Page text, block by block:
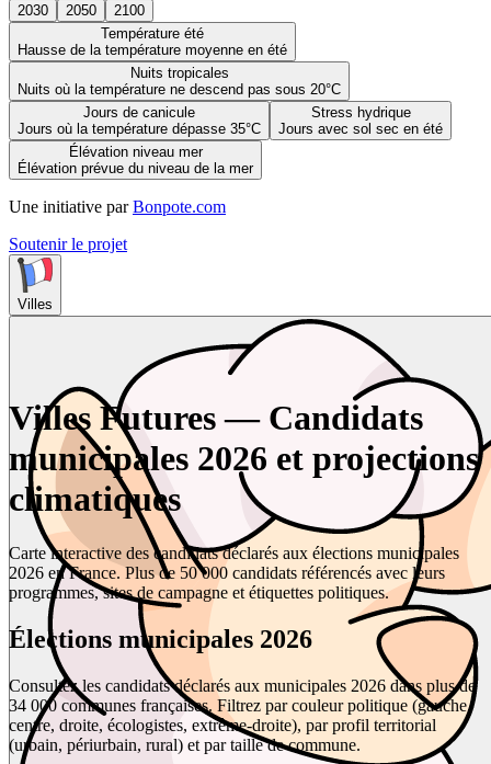
2030 2050
2100
Température été
Hausse de la température moyenne en été
Nuits tropicales
Nuits où la température ne descend pas sous 20°C
Jours de canicule
Jours où la température dépasse 35°C
Stress hydrique
Jours avec sol sec en été
Élévation niveau mer
Élévation prévue du niveau de la mer
Une initiative par Bonpote.com
Soutenir le projet
Villes
Villes Futures — Candidats
municipales 2026 et projections
climatiques
Carte interactive des candidats déclarés aux élections municipales
2026 en France. Plus de 50 000 candidats référencés avec leurs
programmes, sites de campagne et étiquettes politiques.
Élections municipales 2026
Consultez les candidats déclarés aux municipales 2026 dans plus de
34 000 communes françaises. Filtrez par couleur politique (gauche,
centre, droite, écologistes, extrême-droite), par profil territorial
(urbain, périurbain, rural) et par taille de commune.